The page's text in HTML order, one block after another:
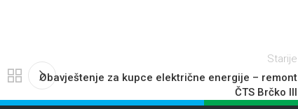
Starije
Obavještenje za kupce električne energije – remont
ČTS Brčko III